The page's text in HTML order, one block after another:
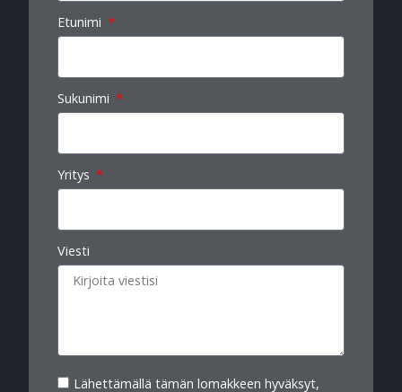
Etunimi
Sukunimi
Yritys
Viesti
Lähettämällä tämän lomakkeen hyväksyt,